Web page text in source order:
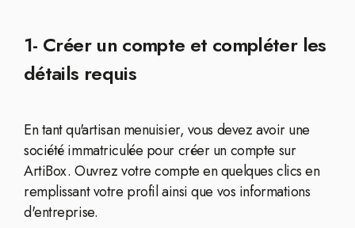
1- Créer un compte et compléter les
détails requis
En tant qu'artisan menuisier, vous devez avoir une
société immatriculée pour créer un compte sur
ArtiBox. Ouvrez votre compte en quelques clics en
remplissant votre profil ainsi que vos informations
d'entreprise.